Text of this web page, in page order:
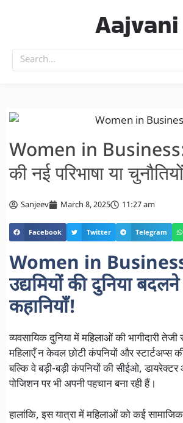
Aajvani
Women in
की नई परिभाषा या
Sanjeev March 8, 2025 11:27 am
Facebook Twitter Telegram
Women in
उद्यमियों की दुनिया बदलने
कहानियाँ!
व्यवसायिक दुनिया में महिलाओं की भागीदारी
महिलाएँ न केवल छोटी कंपनियों और स्टार्टअप्स
बल्कि वे बड़ी-बड़ी कंपनियों की सीईओ,
पोजिशन पर भी अपनी पहचान बना रही हैं।
हालांकि, इस यात्रा में महिलाओं को कई